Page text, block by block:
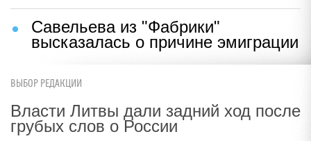
Савельева из "Фабрики"
высказалась о причине эмиграции
ВЫБОР РЕДАКЦИИ
Власти Литвы дали задний ход после
грубых слов о России